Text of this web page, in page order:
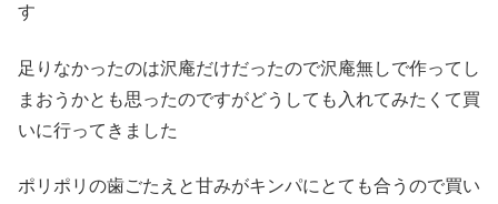
す
足りなかったのは沢庵だけだったので沢庵無しで作ってし
まおうかとも思ったのですがどうしても入れてみたくて買
いに行ってきました
ポリポリの歯ごたえと甘みがキンパにとても合うので買い